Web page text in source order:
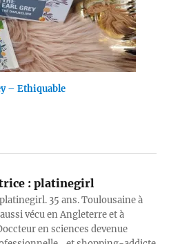
– Ethiquable
: platinegirl
35 ans. Toulousaine à
vécu en Angleterre et à
en sciences devenue